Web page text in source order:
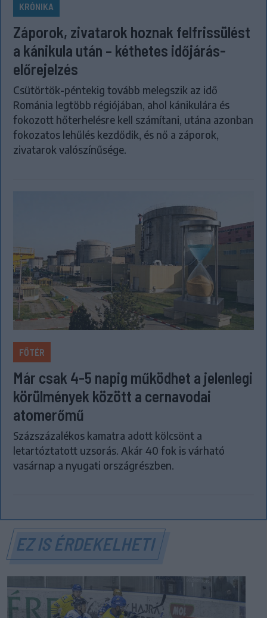
KRÓNIKA
Záporok, zivatarok hoznak felfrissülést
a kánikula után – kéthetes időjárás-
előrejelzés
Csütörtök-péntekig tovább melegszik az idő
Románia legtöbb régiójában, ahol kánikulára és
fokozott hőterhelésre kell számítani, utána azonban
fokozatos lehűlés kezdődik, és nő a záporok,
zivatarok valószínűsége.
FŐTÉR
Már csak 4-5 napig működhet a jelenlegi
körülmények között a cernavodai
atomerőmű
Százszázalékos kamatra adott kölcsönt a
letartóztatott uzsorás. Akár 40 fok is várható
vasárnap a nyugati országrészben.
EZ IS ÉRDEKELHETI